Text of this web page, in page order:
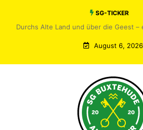
SG-TICKER
Durchs Alte Land und über die Geest –
August 6, 2026